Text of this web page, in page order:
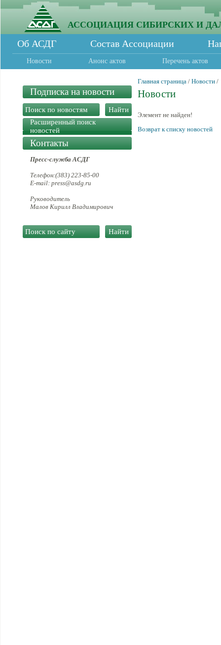
АССОЦИАЦИЯ СИБИРСКИХ И
Об АСДГ Состав Ассоциации
Новости Анонс актов Перечень актов
Подписка на новости
Расширенный поиск
новостей
Контакты
Пресс-служба АСДГ
Телефон:(383) 223-85-00
E-mail: press@asdg.ru
Руководитель
Малов Кирилл Владимирович
Главная страница / Новости /
Новости
Элемент не найден!
Возврат к списку новостей